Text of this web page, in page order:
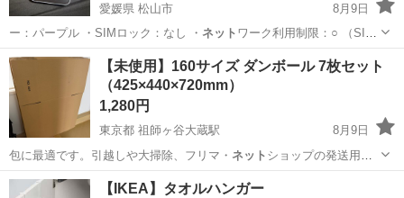
愛媛県 松山市
8月9日
ー：パープル ・SIMロック：なし ・ ネット ワーク利用制限：○ （SIM
フリー端末…
愛媛 松山市 携帯アクセサリー
【未使用】160サイズ ダンボール 7枚セット
（425×440×720mm）
1,280円
東京都 祖師ヶ谷大蔵駅
8月9日
包に最適です。引越しや大掃除、フリマ・ ネット ショップの発送用に
もどうぞ。
東京 世田谷区 祖師ヶ谷大蔵駅 ラッピング用品
【IKEA】タオルハンガー